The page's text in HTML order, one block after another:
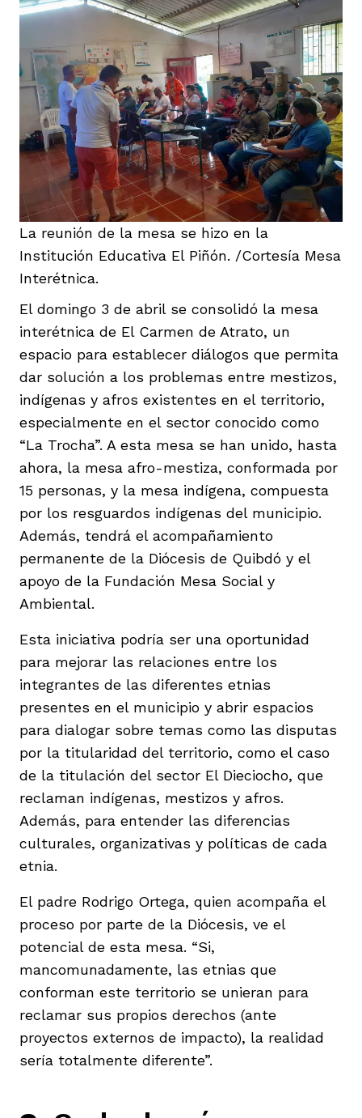
La reunión de la mesa se hizo en la
Institución Educativa El Piñón. /Cortesía Mesa
Interétnica.
El domingo 3 de abril se consolidó la mesa
interétnica de El Carmen de Atrato, un
espacio para establecer diálogos que permita
dar solución a los problemas entre mestizos,
indígenas y afros existentes en el territorio,
especialmente en el sector conocido como
“La Trocha”. A esta mesa se han unido, hasta
ahora, la mesa afro-mestiza, conformada por
15 personas, y la mesa indígena, compuesta
por los resguardos indígenas del municipio.
Además, tendrá el acompañamiento
permanente de la Diócesis de Quibdó y el
apoyo de la Fundación Mesa Social y
Ambiental.
Esta iniciativa podría ser una oportunidad
para mejorar las relaciones entre los
integrantes de las diferentes etnias
presentes en el municipio y abrir espacios
para dialogar sobre temas como las disputas
por la titularidad del territorio, como el caso
de la titulación del sector El Dieciocho, que
reclaman indígenas, mestizos y afros.
Además, para entender las diferencias
culturales, organizativas y políticas de cada
etnia.
El padre Rodrigo Ortega, quien acompaña el
proceso por parte de la Diócesis, ve el
potencial de esta mesa. “Si,
mancomunadamente, las etnias que
conforman este territorio se unieran para
reclamar sus propios derechos (ante
proyectos externos de impacto), la realidad
sería totalmente diferente”.
del Cesar
Ana